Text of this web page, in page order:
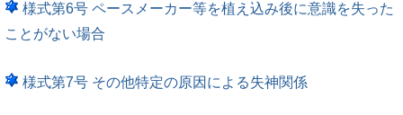
様式第6号 ペースメーカー等を植え込み後に意識を失った
ことがない場合
様式第7号 その他特定の原因による失神関係